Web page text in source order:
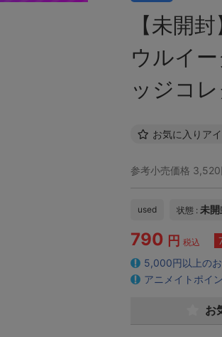
【未開
ウルイ
ッジコ
お気に入りア
参考小売価格
used 状態 : 未
790 円 税込
5,000円以上の
アニメイトポイ
お